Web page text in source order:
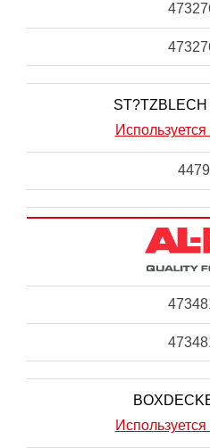
Используется
4479
Используется